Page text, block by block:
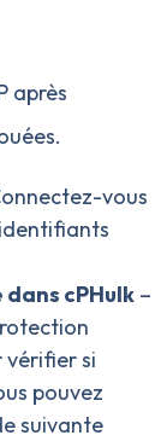
après
vous
cPHulk –
vérifier si
pouvez
suivante